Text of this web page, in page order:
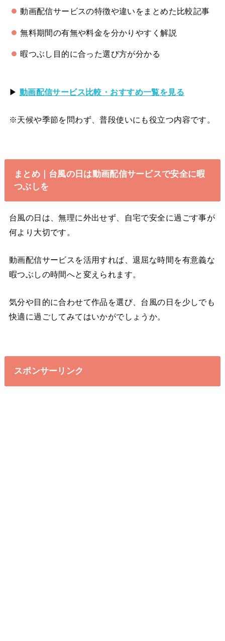
動画配信サービスの特徴や違いをまとめた比較記事
無料期間の有無や料金を分かりやすく解説
暇つぶし目的に合った選び方が分かる
▶ 動画配信サービス比較・おすすめ一覧を見る
※天候や季節を問わず、普段使いにも役立つ内容です。
まとめ｜台風の日は動画配信サービスで安全に暇
つぶしを
台風の日は、無理に外出せず、自宅で安全に過ごす事が
何より大切です。
動画配信サービスを活用すれば、退屈な時間を有意義な
暇つぶしの時間へと変えられます。
気分や目的に合わせて作品を選び、台風の日を少しでも
快適に過ごしてみてはいかがでしょうか。
スポンサーリンク